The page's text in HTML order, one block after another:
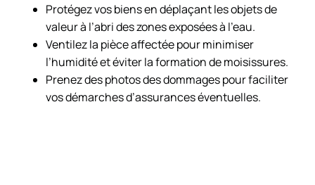
Protégez vos biens en déplaçant les objets de
valeur à l’abri des zones exposées à l’eau.
Ventilez la pièce affectée pour minimiser
l’humidité et éviter la formation de moisissures.
Prenez des photos des dommages pour faciliter
vos démarches d’assurances éventuelles.